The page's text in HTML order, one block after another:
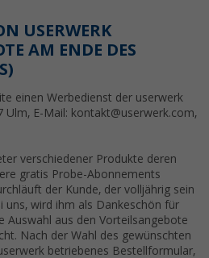
USERWERK
AM ENDE DES
einen Werbedienst der userwerk
Ulm, E-Mail: kontakt@userwerk.com,
verschiedener Produkte deren
gratis Probe-Abonnements
der Kunde, der volljährig sein
uns, wird ihm als Dankeschön für
Auswahl aus den Vorteilsangebote
Nach der Wahl des gewünschten
betriebenes Bestellformular,